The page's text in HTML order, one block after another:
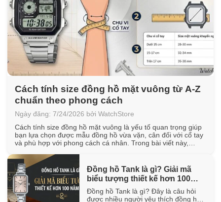
Cách tính size đồng hồ mặt vuông từ A-Z
chuẩn theo phong cách
Ngày đăng: 7/24/2026 bởi WatchStore
Cách tính size đồng hồ mặt vuông là yếu tố quan trọng giúp
bạn lựa chọn được mẫu đồng hồ vừa vặn, cân đối với cổ tay
và phù hợp với phong cách cá nhân. Trong bài viết này,
thước mặt vuông [...]
Đồng hồ Tank là gì? Giải mã
biểu tượng thiết kế hơn 100
năm tuổi
Đồng hồ Tank là gì? Đây là câu hỏi
được nhiều người yêu thích đồng hồ